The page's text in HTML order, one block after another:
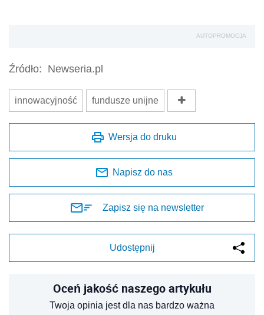
AUTOPROMOCJA
Źródło: Newseria.pl
innowacyjność fundusze unijne
Wersja do druku
Napisz do nas
Zapisz się na newsletter
Udostępnij
Oceń jakość naszego artykułu
Twoja opinia jest dla nas bardzo ważna